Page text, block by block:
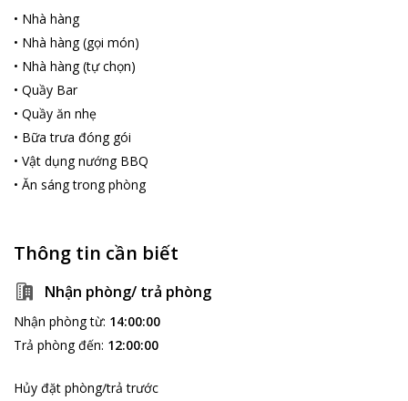
• Nhà hàng
• Nhà hàng (gọi món)
• Nhà hàng (tự chọn)
• Quầy Bar
• Quầy ăn nhẹ
• Bữa trưa đóng gói
• Vật dụng nướng BBQ
• Ăn sáng trong phòng
Thông tin cần biết
Nhận phòng/ trả phòng
Nhận phòng từ: 14:00:00
Trả phòng đến: 12:00:00
Hủy đặt phòng/trả trước